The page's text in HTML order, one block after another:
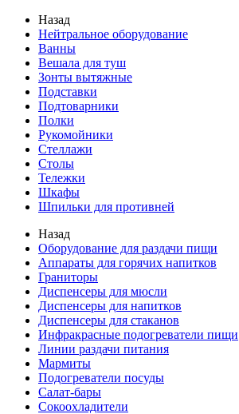
Назад
Нейтральное оборудование
Ванны
Вешала для туш
Зонты вытяжные
Подставки
Подтоварники
Полки
Рукомойники
Стеллажи
Столы
Тележки
Шкафы
Шпильки для противней
Назад
Оборудование для раздачи пищи
Аппараты для горячих напитков
Граниторы
Диспенсеры для мюсли
Диспенсеры для напитков
Диспенсеры для стаканов
Инфракрасные подогреватели пищи
Линии раздачи питания
Мармиты
Подогреватели посуды
Салат-бары
Сокоохладители